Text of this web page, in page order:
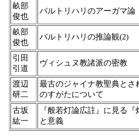
畝部
俊也
バルトリハリのアーガマ論
畝部
俊也
バルトリハリの推論観(2)
引田
引道
ヴィシュヌ教諸派の密教
渡辺
研二
最古のジャイナ教聖典とさ
のすがたについて
古坂
紘一
『般若灯論広註』に見る
と意義